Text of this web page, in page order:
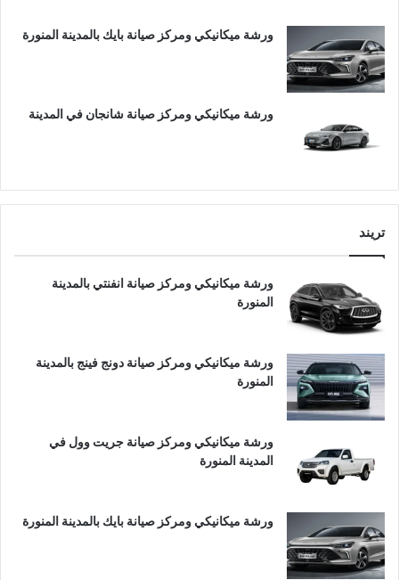
ورشة ميكانيكي ومركز صيانة بايك بالمدينة المنورة
ورشة ميكانيكي ومركز صيانة شانجان في المدينة
تريند
ورشة ميكانيكي ومركز صيانة انفنتي بالمدينة
المنورة
ورشة ميكانيكي ومركز صيانة دونج فينج بالمدينة
المنورة
ورشة ميكانيكي ومركز صيانة جريت وول في
المدينة المنورة
ورشة ميكانيكي ومركز صيانة بايك بالمدينة المنورة